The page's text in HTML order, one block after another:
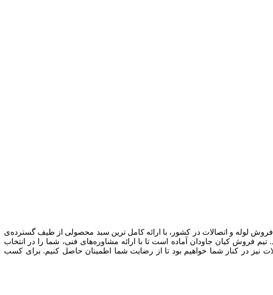
لوله و اتصالات در کشور، با ارائه کامل ترین سبد محصولی از طیف گسترده‌‌ی
فروش کیان جاودان آماده است تا با ارائه مشاوره‌های فنی، شما را در انتخاب
نیز در کنار شما خواهیم بود تا از رضایت شما اطمینان حاصل کنیم. برای کسب